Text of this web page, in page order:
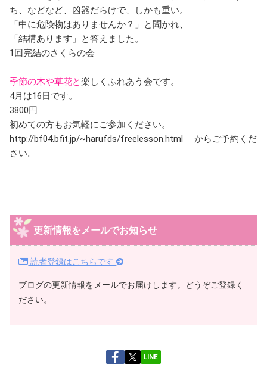
ち、などなど、凶器だらけで、しかも重い。
「中に危険物はありませんか？」と聞かれ、
「結構あります」と答えました。
1回完結のさくらの会
季節の木や草花と楽しくふれあう会です。
4月は16日です。
3800円
初めての方もお気軽にご参加ください。
http://bf04.bfit.jp/~harufds/freelesson.html からご予約くだ
さい。
更新情報をメールでお知らせ
読者登録はこちらです
ブログの更新情報をメールでお届けします。どうぞご登録く
ださい。
LINE